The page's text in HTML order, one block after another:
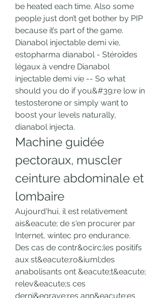
be heated each time. Also some
people just don’t get bother by PIP
because it’s part of the game.
Dianabol injectable demi vie,
estopharma dianabol - Stéroïdes
légaux à vendre Dianabol
injectable demi vie -- So what
should you do if you&#39;re low in
testosterone or simply want to
boost your levels naturally,
dianabol injecta.
Machine guidée
pectoraux, muscler
ceinture abdominale et
lombaire
Aujourd'hui, il est relativement
ais&eacute; de s'en procurer par
Internet, wintec pro endurance.
Des cas de contr&ocirc;les positifs
aux st&eacute;ro&iuml;des
anabolisants ont &eacute;t&eacute;
relev&eacute;s ces
derni&egrave;res ann&eacute;es